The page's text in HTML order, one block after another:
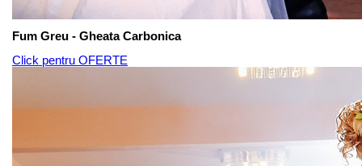
Fum Greu - Gheata Carbonica
Click pentru OFERTE